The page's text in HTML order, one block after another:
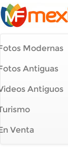
Modernas
Antiguas
Antiguos
Venta